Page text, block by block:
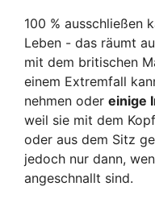
100 % ausschließen
Leben - das räumt
mit dem britischen
einem Extremfall
nehmen oder einige
weil sie mit dem
oder aus dem Sitz
jedoch nur dann,
angeschnallt sind.